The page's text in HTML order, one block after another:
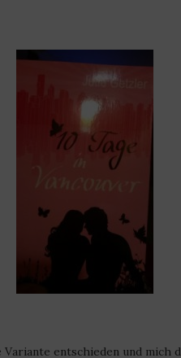
entschieden und mich